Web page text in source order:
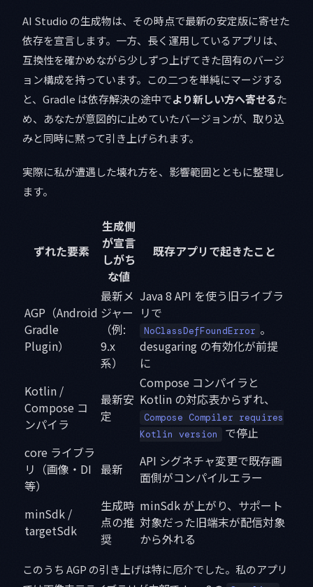
AI Studio の生成物は、その時点で最新の安定版に寄せた
依存を宣言します。一方、長く運用しているアプリは、
互換性を確かめながら少しずつ上げてきた固有のバージ
ョン構成を持っています。この二つを単純にマージする
と、Gradle は依存解決の途中でより新しい方へ寄せるた
め、あなたが意図的に止めていたバージョンが、取り込
みと同時に黙って引き上げられます。
実際に私が遭遇した壊れ方を、影響範囲とともに整理し
ます。
ずれた要素
生成側
が宣言
しがち
な値
既存アプリで起きたこと
AGP（Android
Gradle
Plugin）
最新メ
ジャー
（例:
9.x
系）
Java 8 API を使う旧ライブラ
リで
NoClassDefFoundError 。
desugaring の有効化が前提
に
Kotlin /
Compose コ
ンパイラ
最新安
定
Compose コンパイラと
Kotlin の対応表からずれ、
Compose Compiler requires
Kotlin version
で停止
core ライブラ
リ（画像・DI
等）
最新
API シグネチャ変更で既存画
面側がコンパイルエラー
minSdk /
targetSdk
生成時
点の推
奨
minSdk が上がり、サポート
対象だった旧端末が配信対象
から外れる
このうち AGP の引き上げは特に厄介でした。私のアプリ